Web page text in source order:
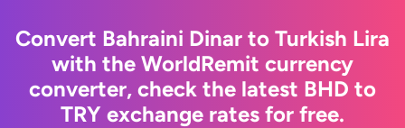
Convert Bahraini Dinar to Turkish Lira
with the WorldRemit currency
converter, check the latest BHD to
TRY exchange rates for free.